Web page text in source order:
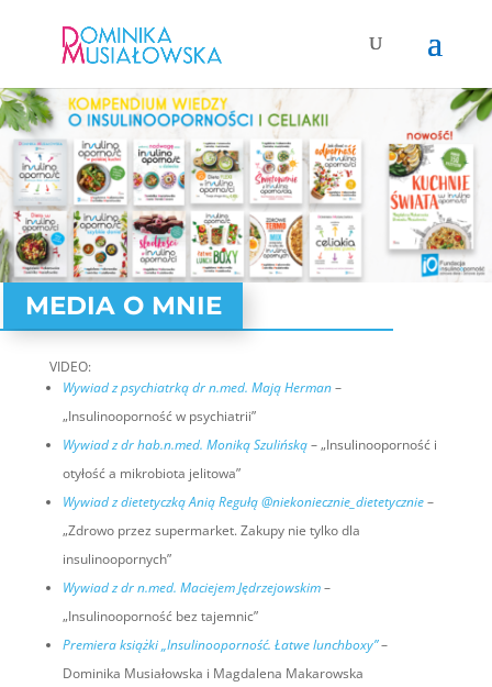
MEDIA O MNIE
VIDEO:
Wywiad z psychiatrką dr n.med. Mają Herman–
„Insulinooporność w psychiatrii”
Wywiad z dr hab.n.med. Moniką Szulińską– „Insulinooporność i
otyłość a mikrobiota jelitowa”
Wywiad z dietetyczką Anią Regułą @niekoniecznie_dietetycznie–
„Zdrowo przez supermarket. Zakupy nie tylko dla
insulinoopornych”
Wywiad z dr n.med. Maciejem Jędrzejowskim–
„Insulinooporność bez tajemnic”
Premiera książki „Insulinooporność. Łatwe lunchboxy”–
Dominika Musiałowska i Magdalena Makarowska